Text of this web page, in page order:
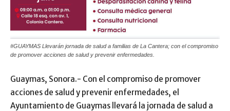
#GUAYMAS Llevarán jornada de salud a familias de La Cantera; con el compromiso
de promover acciones de salud y prevenir enfermedades.
Guaymas, Sonora.- Con el compromiso de promover
acciones de salud y prevenir enfermedades, el
Ayuntamiento de Guaymas llevará la jornada de salud a